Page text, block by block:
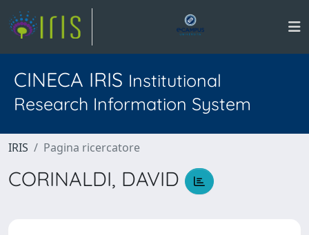
CINECA IRIS Institutional
Research Information System
IRIS Pagina ricercatore
CORINALDI, DAVID